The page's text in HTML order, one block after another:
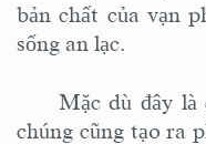
bản chất của vạn
sống an lạc.
Mặc dù đây là
chúng cũng tạo ra